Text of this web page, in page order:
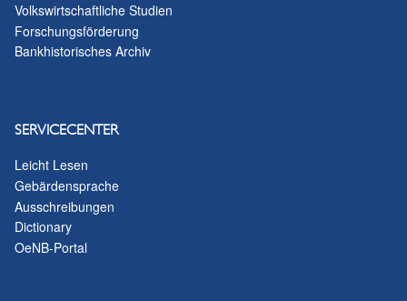
Volkswirtschaftliche Studien
Forschungsförderung
Bankhistorisches Archiv
SERVICECENTER
Leicht Lesen
Gebärdensprache
Ausschreibungen
Dictionary
OeNB-Portal